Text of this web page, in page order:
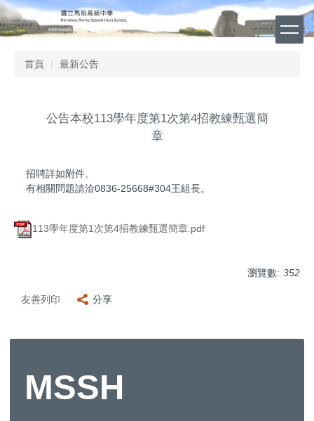
跳
到
主
首頁 最新公告
公告本校113學年度第1次第4招教練甄選簡
章
招聘詳如附件。
有相關問題請洽0836-25668#304王組長。
113學年度第1次第4招教練甄選簡章.pdf
瀏覽數: 352
友善列印 分享
MSSH